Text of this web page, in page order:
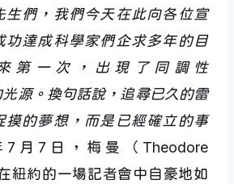
生們，我們今天在此向各位宣
功達成科學家們企求多年的目
第一次，出現了同調性
光源。換句話說，追尋已久的雷
摸的夢想，而是已經確立的事
7月7日，梅曼（Theodore
紐約的一場記者會中自豪地如